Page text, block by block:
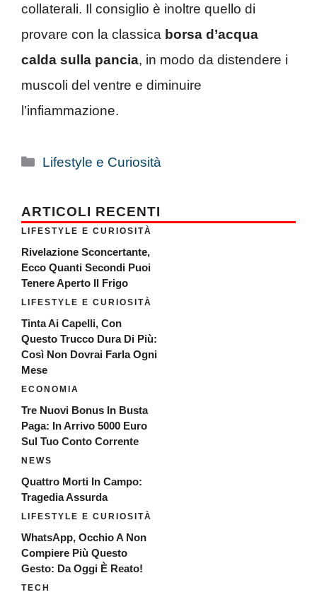
collaterali. Il consiglio è inoltre quello di
provare con la classica borsa d’acqua
calda sulla pancia, in modo da distendere i
muscoli del ventre e diminuire
l’infiammazione.
Categorie
Lifestyle e Curiosità
ARTICOLI RECENTI
LIFESTYLE E CURIOSITÀ
Rivelazione Sconcertante,
Ecco Quanti Secondi Puoi
Tenere Aperto Il Frigo
LIFESTYLE E CURIOSITÀ
Tinta Ai Capelli, Con
Questo Trucco Dura Di Più:
Così Non Dovrai Farla Ogni
Mese
ECONOMIA
Tre Nuovi Bonus In Busta
Paga: In Arrivo 5000 Euro
Sul Tuo Conto Corrente
NEWS
Quattro Morti In Campo:
Tragedia Assurda
LIFESTYLE E CURIOSITÀ
WhatsApp, Occhio A Non
Compiere Più Questo
Gesto: Da Oggi È Reato!
TECH